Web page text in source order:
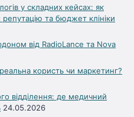
у складних кейсах: як
та бюджет клініки
від RadioLance та Nova
користь чи маркетинг?
відділення: де медичний
24.05.2026